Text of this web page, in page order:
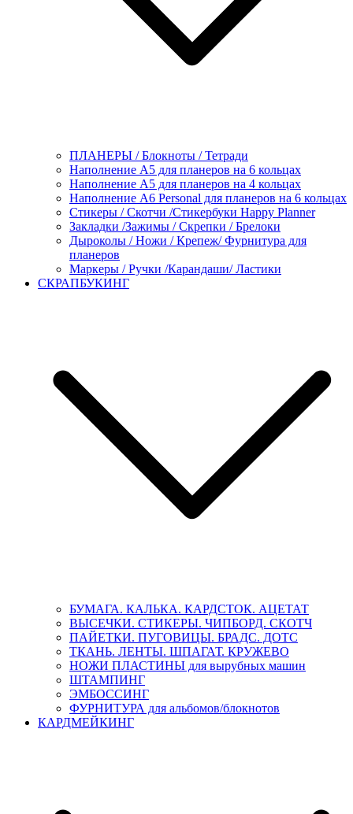
ПЛАНЕРЫ / Блокноты / Тетради
Наполнение А5 для планеров на 6 кольцах
Наполнение А5 для планеров на 4 кольцах
Наполнение А6 Personal для планеров на 6 кольцах
Стикеры / Скотчи /Стикербуки Happy Planner
Закладки /Зажимы / Скрепки / Брелоки
Дыроколы / Ножи / Крепеж/ Фурнитура для
планеров
Маркеры / Ручки /Карандаши/ Ластики
СКРАПБУКИНГ
БУМАГА. КАЛЬКА. КАРДСТОК. АЦЕТАТ
ВЫСЕЧКИ. СТИКЕРЫ. ЧИПБОРД. СКОТЧ
ПАЙЕТКИ. ПУГОВИЦЫ. БРАДС. ДОТС
ТКАНЬ. ЛЕНТЫ. ШПАГАТ. КРУЖЕВО
НОЖИ ПЛАСТИНЫ для вырубных машин
ШТАМПИНГ
ЭМБОССИНГ
ФУРНИТУРА для альбомов/блокнотов
КАРДМЕЙКИНГ